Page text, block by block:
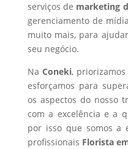
serviços de marketing
gerenciamento de
muito mais, para
seu negócio.
Na Coneki,
esforçamos para
os aspectos do nosso
com a excelência e a
por isso que somos a
profissionais Florista